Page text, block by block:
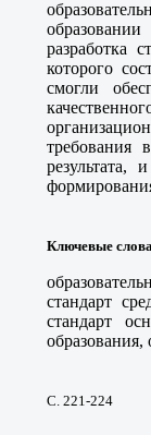
разработка
которого
смогли
требования
результата,
Ключевые
стандарт
стандарт
образования,
С. 221-224